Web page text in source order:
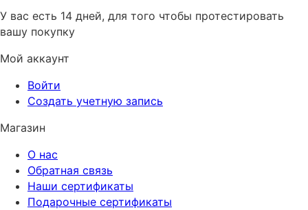
У вас есть 14 дней, для того чтобы протестировать
вашу покупку
Мой аккаунт
Войти
Создать учетную запись
Магазин
О нас
Обратная связь
Наши сертификаты
Подарочные сертификаты